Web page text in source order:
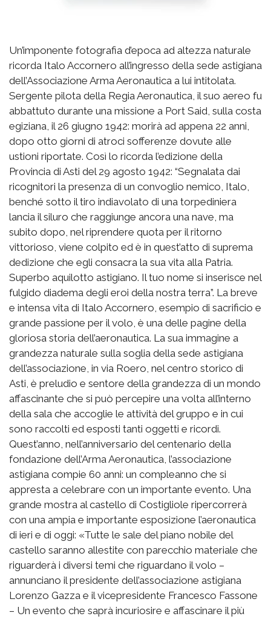
Un’imponente fotografia d’epoca ad altezza naturale
ricorda Italo Accornero all’ingresso della sede astigiana
dell’Associazione Arma Aeronautica a lui intitolata.
Sergente pilota della Regia Aeronautica, il suo aereo fu
abbattuto durante una missione a Port Said, sulla costa
egiziana, il 26 giugno 1942: morirà ad appena 22 anni,
dopo otto giorni di atroci sofferenze dovute alle
ustioni riportate. Così lo ricorda l’edizione della
Provincia di Asti del 29 agosto 1942: “Segnalata dai
ricognitori la presenza di un convoglio nemico, Italo,
benché sotto il tiro indiavolato di una torpediniera
lancia il siluro che raggiunge ancora una nave, ma
subito dopo, nel riprendere quota per il ritorno
vittorioso, viene colpito ed è in quest’atto di suprema
dedizione che egli consacra la sua vita alla Patria.
Superbo aquilotto astigiano. Il tuo nome si inserisce nel
fulgido diadema degli eroi della nostra terra”. La breve
e intensa vita di Italo Accornero, esempio di sacrificio e
grande passione per il volo, è una delle pagine della
gloriosa storia dell’aeronautica. La sua immagine a
grandezza naturale sulla soglia della sede astigiana
dell’associazione, in via Roero, nel centro storico di
Asti, è preludio e sentore della grandezza di un mondo
affascinante che si può percepire una volta all’interno
della sala che accoglie le attività del gruppo e in cui
sono raccolti ed esposti tanti oggetti e ricordi.
Quest’anno, nell’anniversario del centenario della
fondazione dell’Arma Aeronautica, l’associazione
astigiana compie 60 anni: un compleanno che si
appresta a celebrare con un importante evento. Una
grande mostra al castello di Costigliole ripercorrerà
con una ampia e importante esposizione l’aeronautica
di ieri e di oggi: «Tutte le sale del piano nobile del
castello saranno allestite con parecchio materiale che
riguarderà i diversi temi che riguardano il volo –
annunciano il presidente dell’associazione astigiana
Lorenzo Gazza e il vicepresidente Francesco Fassone
– Un evento che saprà incuriosire e affascinare il più